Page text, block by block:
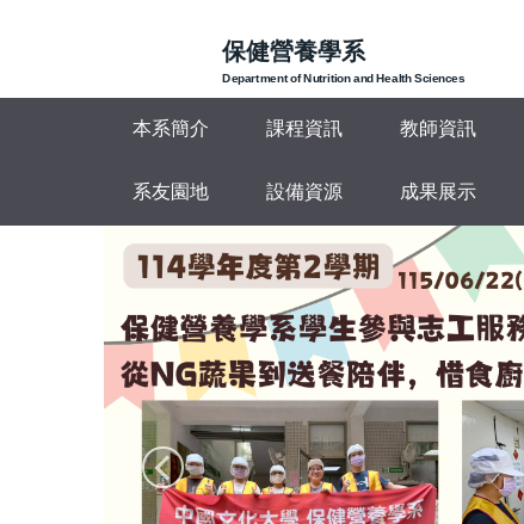
要
保健營養學系
Department of Nutrition and Health Sciences
本系簡介 課程資訊 教師資訊
系友園地 設備資源 成果展示